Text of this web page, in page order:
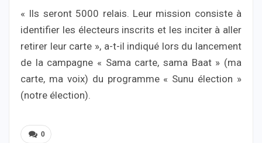
« Ils seront 5000 relais. Leur mission consiste à
identifier les électeurs inscrits et les inciter à aller
retirer leur carte », a-t-il indiqué lors du lancement
de la campagne « Sama carte, sama Baat » (ma
carte, ma voix) du programme « Sunu élection »
(notre élection).
0